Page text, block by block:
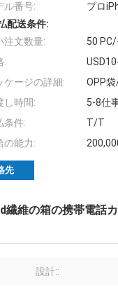
ル番号:
プロ
配送条件:
注文数量:
50
:
ケージの詳細:
OPP
し時間:
5-8仕
条件:
T/T
の能力:
先
繊維の箱の携帯電話
設計::